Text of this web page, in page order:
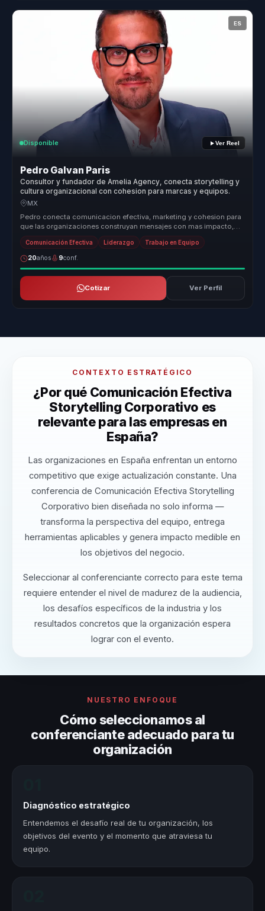
ES
Disponible Ver Reel
Pedro Galvan Paris
Consultor y fundador de Amelia Agency, conecta storytelling y
cultura organizacional con cohesion para marcas y equipos.
MX
Pedro conecta comunicacion efectiva, marketing y cohesion para
que las organizaciones construyan mensajes con mas impacto,
mejor alineaci...
Comunicación Efectiva Liderazgo Trabajo en Equipo
20años 9conf.
Cotizar Ver Perfil
CONTEXTO ESTRATÉGICO
¿Por qué Comunicación Efectiva
Storytelling Corporativo es
relevante para las empresas en
España?
Las organizaciones en España enfrentan un entorno
competitivo que exige actualización constante. Una
conferencia de Comunicación Efectiva Storytelling
Corporativo bien diseñada no solo informa —
transforma la perspectiva del equipo, entrega
herramientas aplicables y genera impacto medible en
los objetivos del negocio.
Seleccionar al conferenciante correcto para este tema
requiere entender el nivel de madurez de la audiencia,
los desafíos específicos de la industria y los
resultados concretos que la organización espera
lograr con el evento.
NUESTRO ENFOQUE
Cómo seleccionamos al
conferenciante adecuado para tu
organización
Diagnóstico estratégico
Entendemos el desafío real de tu organización, los
objetivos del evento y el momento que atraviesa tu
equipo.